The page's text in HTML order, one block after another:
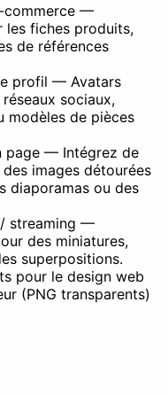
commerce —
les fiches produits,
de références
profil — Avatars
sociaux,
modèles de pièces
page — Intégrez de
images détourées
diaporamas ou des
streaming —
des miniatures,
superpositions.
pour le design web
(PNG transparents)